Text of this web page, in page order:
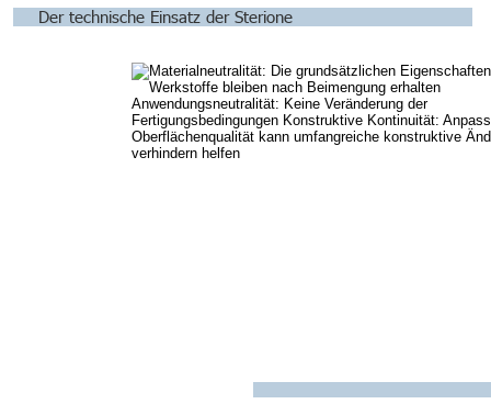
Der technische Einsatz der Sterione